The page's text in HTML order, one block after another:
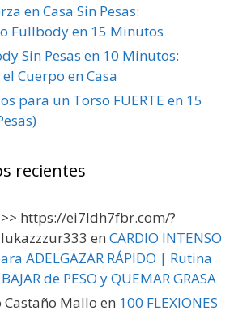
en Casa Sin Pesas:
Fullbody en 15 Minutos
Sin Pesas en 10 Minutos:
Cuerpo en Casa
para un Torso FUERTE en 15
recientes
https://ei7ldh7fbr.com/?
en CARDIO INTENSO
ADELGAZAR RÁPIDO | Rutina
de PESO y QUEMAR GRASA
Castaño Mallo en 100 FLEXIONES